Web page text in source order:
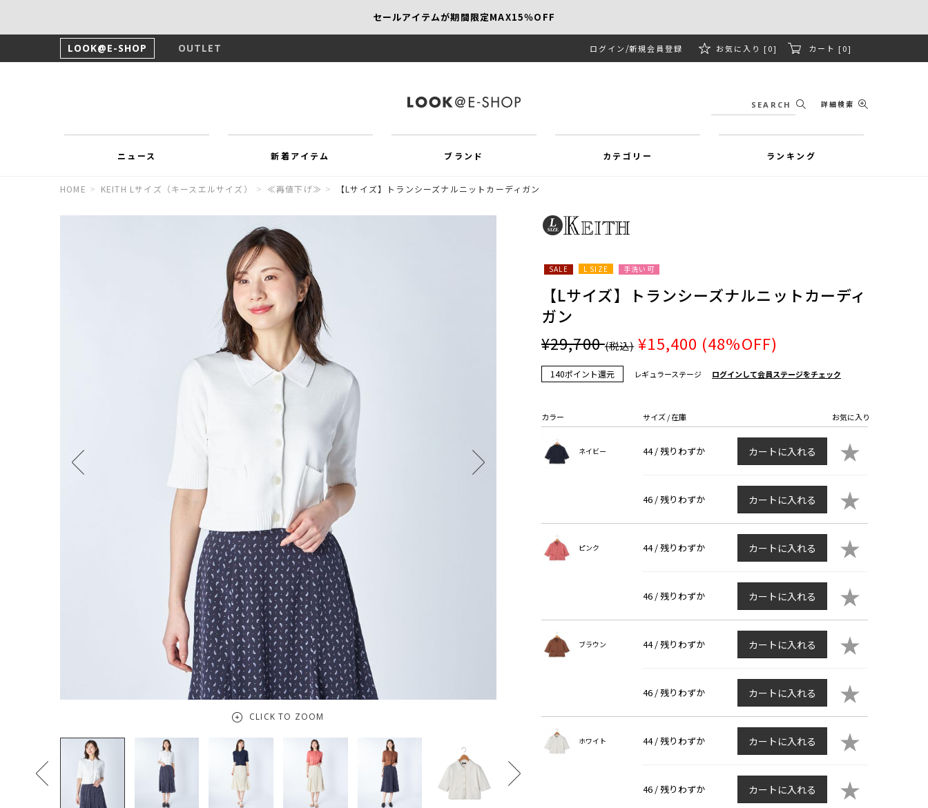
セールアイテムが期間限定MAX15％OFF
LOOK@E-SHOP OUTLET ログイン 新規会員登録 お気に入り [0] カート [0]
詳細検索
ニュース 新着アイテム ブランド カテゴリー ランキング
HOME > KEITH Lサイズ（キースエルサイズ） > ≪再値下げ≫ > 【Lサイズ】トランシーズナルニットカーディガン
CLICK TO ZOOM
SALE L SIZE 手洗い可
【Lサイズ】トランシーズナルニットカーディ
ガン
¥29,700(税込) ¥15,400 (48%OFF)
140ポイント還元 レギュラーステージ ログインして会員ステージをチェック
カラー サイズ / 在庫 お気に入り
ネイビー 44 /残りわずか カートに入れる ★
46 /残りわずか カートに入れる ★
ピンク 44 /残りわずか カートに入れる ★
46 /残りわずか カートに入れる ★
ブラウン 44 /残りわずか カートに入れる ★
46 /残りわずか カートに入れる ★
ホワイト 44 /残りわずか カートに入れる ★
46 /残りわずか カートに入れる ★